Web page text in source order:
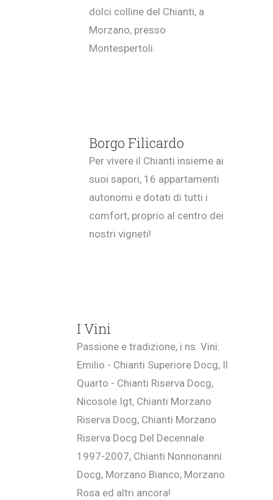
dolci colline del Chianti, a
Morzano, presso
Montespertoli.
Borgo Filicardo
Per vivere il Chianti insieme ai
suoi sapori, 16 appartamenti
autonomi e dotati di tutti i
comfort, proprio al centro dei
nostri vigneti!
I Vini
Passione e tradizione, i ns. Vini:
Emilio - Chianti Superiore Docg, Il
Quarto - Chianti Riserva Docg,
Nicosole Igt, Chianti Morzano
Riserva Docg, Chianti Morzano
Riserva Docg Del Decennale
1997-2007, Chianti Nonnonanni
Docg, Morzano Bianco, Morzano
Rosa ed altri ancora!